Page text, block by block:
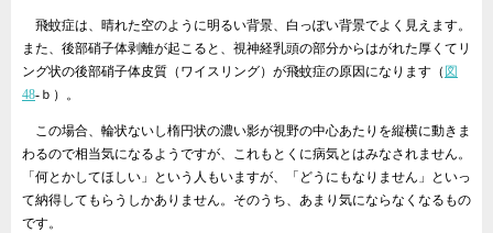
飛蚊症は、晴れた空のように明るい背景、白っぽい背景でよく見えます。
また、後部硝子体剥離が起こると、視神経乳頭の部分からはがれた厚くてリ
ング状の後部硝子体皮質（ワイスリング）が飛蚊症の原因になります（ 図
48‐ｂ）。
この場合、輪状ないし楕円状の濃い影が視野の中心あたりを縦横に動きま
わるので相当気になるようですが、これもとくに病気とはみなされません。
「何とかしてほしい」という人もいますが、「どうにもなりません」といっ
て納得してもらうしかありません。そのうち、あまり気にならなくなるもの
です。